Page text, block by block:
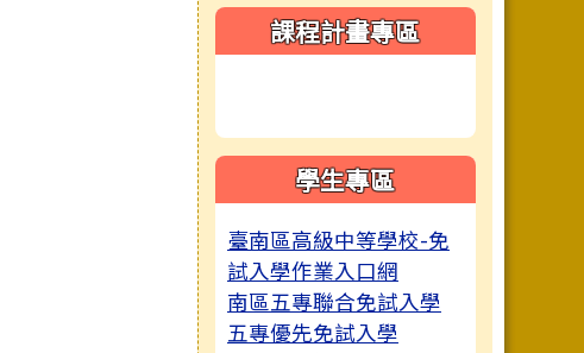
右邊區域內容
課程計畫專區
學生專區
臺南區高級中等學校-免
試入學作業入口網
南區五專聯合免試入學
五專優先免試入學